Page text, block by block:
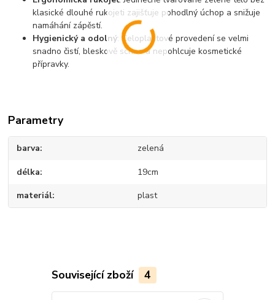
klasické dlouhé rukojeti zajišťuje pohodlný úchop a snižuje
namáhání zápěstí.
Hygienický a odolný: Celoplastové provedení se velmi
snadno čistí, bleskově schne a nepohlcuje kosmetické
přípravky.
Parametry
barva zelená
délka 19cm
materiál plast
Související zboží 4